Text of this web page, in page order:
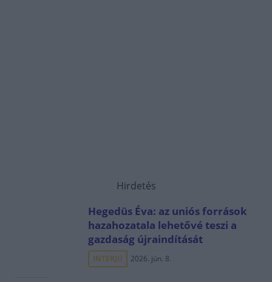
Hirdetés
Hegedüs Éva: az uniós források
hazahozatala lehetővé teszi a
gazdaság újraindítását
INTERJÚ 2026. jún. 8.